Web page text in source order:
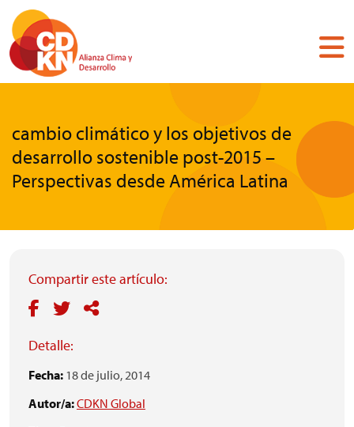
Pasar
contenido
principal
cambio climático y los objetivos de
desarrollo sostenible post-2015 –
Perspectivas desde América Latina
Compartir este artículo:
Detalle:
Fecha: 18 de julio, 2014
Autor/a:CDKN Global